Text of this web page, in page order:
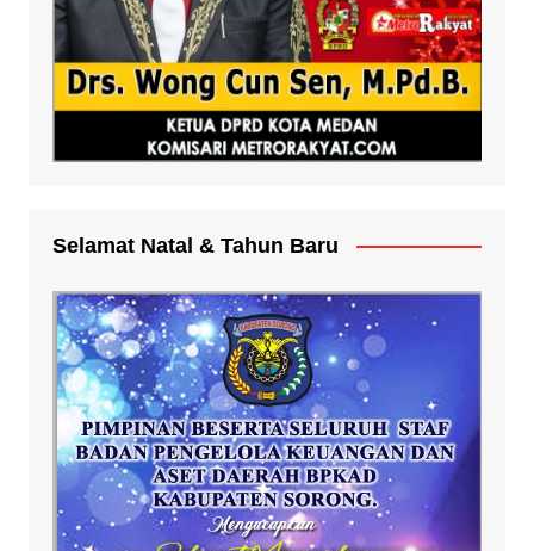
Selamat Natal & Tahun Baru